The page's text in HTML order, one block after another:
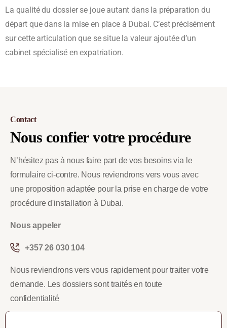
La qualité du dossier se joue autant dans la préparation du
départ que dans la mise en place à Dubai. C’est précisément
sur cette articulation que se situe la valeur ajoutée d’un
cabinet spécialisé en expatriation.
Contact
Nous confier votre procédure
N’hésitez pas à nous faire part de vos besoins via le
formulaire ci-contre. Nous reviendrons vers vous avec
une proposition adaptée pour la prise en charge de votre
procédure d'installation à Dubai.
Nous appeler
+357 26 030 104
Nous reviendrons vers vous rapidement pour traiter votre
demande. Les dossiers sont traités en toute
confidentialité